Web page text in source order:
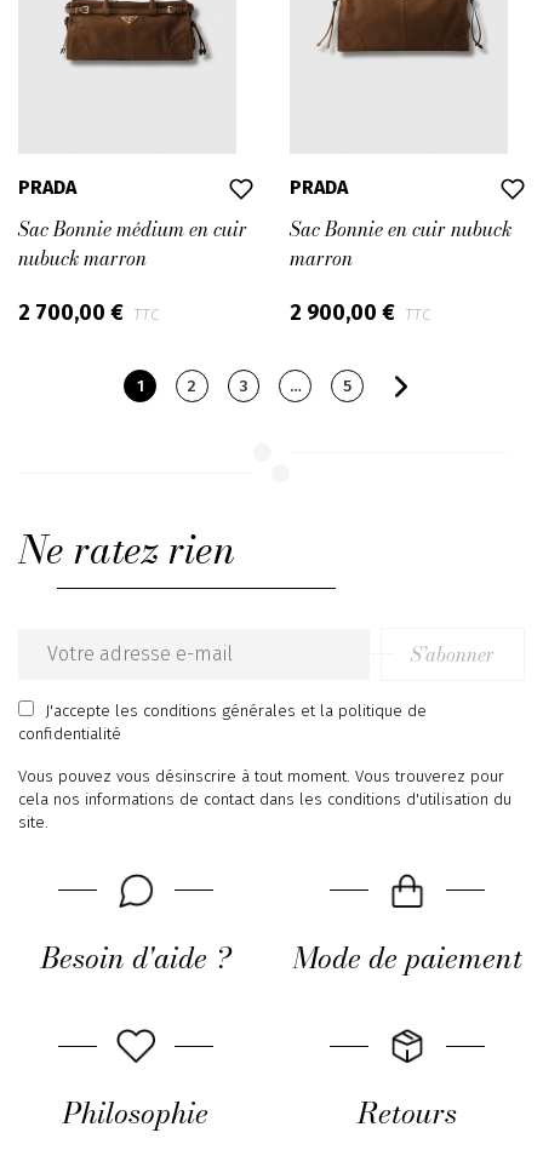
PRADA
Sac Bonnie médium en cuir
nubuck marron
2 700,00 € TTC
PRADA
Sac Bonnie en cuir nubuck
marron
2 900,00 € TTC
1 2 3 … 5
Ne ratez rien
Email
address
S’abonner
J'accepte les conditions générales et la politique de
confidentialité
Vous pouvez vous désinscrire à tout moment. Vous trouverez pour
cela nos informations de contact dans les conditions d'utilisation du
site.
Besoin d'aide ? Mode de paiement
Philosophie Retours